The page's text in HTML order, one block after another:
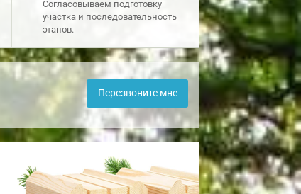
Согласовываем подготовку
участка и последовательность
этапов.
Перезвоните мне